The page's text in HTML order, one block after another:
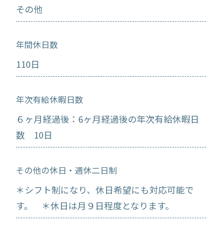
その他
年間休日数
110日
年次有給休暇日数
６ヶ月経過後：6ヶ月経過後の年次有給休暇日
数 10日
その他の休日・週休二日制
＊シフト制になり、休日希望にも対応可能で
す。 ＊休日は月９日程度となります。